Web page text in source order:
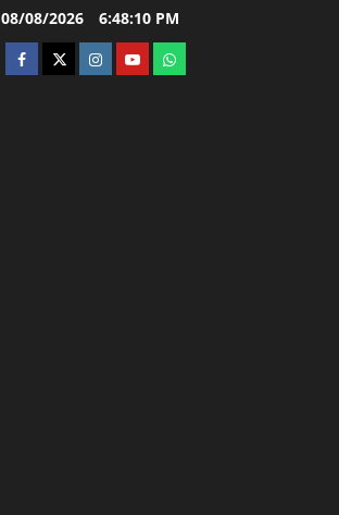
08/08/2026 6:48:11 PM
facebooktwitterinstagram.com
youtubewhatsapp